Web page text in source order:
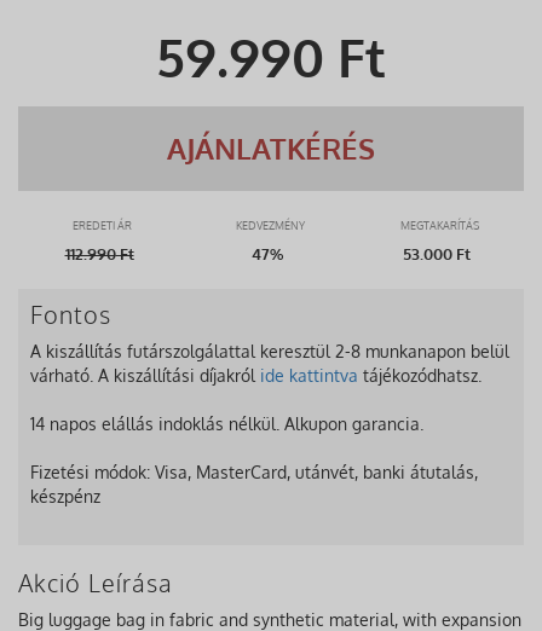
59.990 Ft
AJÁNLATKÉRÉS
EREDETI ÁR KEDVEZMÉNY MEGTAKARÍTÁS
112.990Ft 47% 53.000 Ft
Fontos
A kiszállítás futárszolgálattal keresztül 2-8 munkanapon belül
várható. A kiszállítási díjakról ide kattintva tájékozódhatsz.
14 napos elállás indoklás nélkül. Alkupon garancia.
Fizetési módok: Visa, MasterCard, utánvét, banki átutalás,
készpénz
Akció Leírása
Big luggage bag in fabric and synthetic material, with expansion